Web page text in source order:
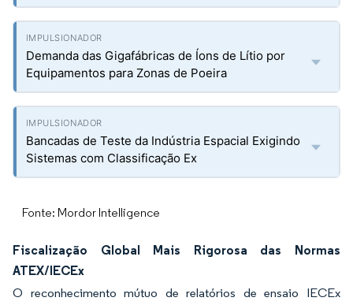
Demanda das Gigafábricas de Íons de Lítio por
Equipamentos para Zonas de Poeira
Bancadas de Teste da Indústria Espacial Exigindo
Sistemas com Classificação Ex
Fonte: Mordor Intelligence
Fiscalização Global Mais Rigorosa das Normas
ATEX/IECEx
O reconhecimento mútuo de relatórios de ensaio IECEx